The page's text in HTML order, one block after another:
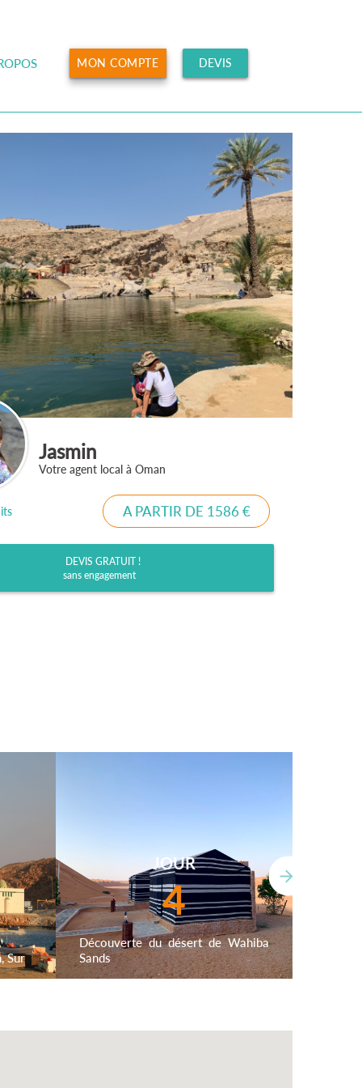
MON COMPTE DEVIS
Jasmin
Votre agent local à Oman
A PARTIR DE 1586 €
DEVIS GRATUIT !
sans engagement
Sur
JOUR
4
Découverte du désert de Wahiba
Sands